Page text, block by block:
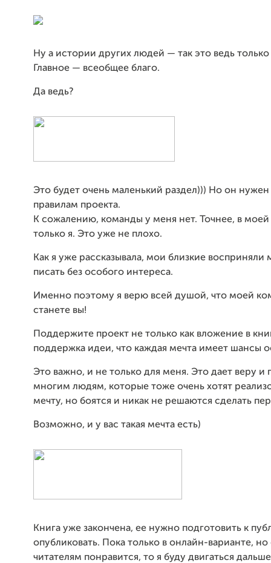
Ну а истории других людей — так это ведь
Главное — всеобщее благо.
Да ведь?
Это будет очень маленький раздел))) Но он нужен
правилам проекта.
К сожалению, команды у меня нет. Точнее, в моей
только я. Это уже не плохо.
Как я уже рассказывала, мои близкие
писать без особого интереса.
Именно поэтому я верю всей душой, что моей
станете вы!
Поддержите проект не только как вложение в
поддержка идеи, что каждая мечта имеет шансы
Это важно, и не только для меня. Это дает веру и
многим людям, которые тоже очень хотят
мечту, но боятся и никак не решаются сделать
Возможно, и у вас такая мечта есть)
Книга уже закончена, ее нужно подготовить к
опубликовать. Пока только в онлайн-варианте, но
читателям понравится, то я буду двигаться